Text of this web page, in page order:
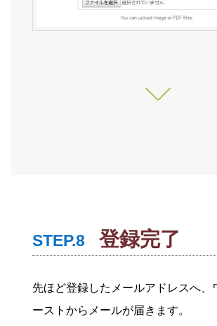
STEP.8 登録完了
先ほど登録したメールアドレスへ、
ーストからメールが届きます。